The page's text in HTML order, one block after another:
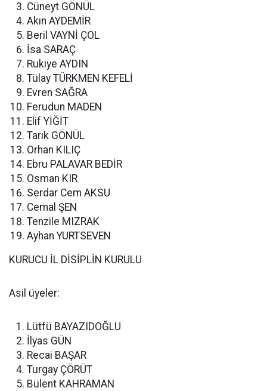
Cüneyt GÖNÜL
Akın AYDEMİR
Beril VAYNİ ÇOL
İsa SARAÇ
Rukiye AYDIN
Tülay TÜRKMEN KEFELİ
Evren SAĞRA
Ferudun MADEN
Elif YİĞİT
Tarık GÖNÜL
Orhan KILIÇ
Ebru PALAVAR BEDİR
Osman KIR
Serdar Cem AKSU
Cemal ŞEN
Tenzile MIZRAK
Ayhan YURTSEVEN
KURUCU İL DİSİPLİN KURULU
Asil üyeler:
Lütfü BAYAZIDOĞLU
İlyas GÜN
Recai BAŞAR
Turgay ÇÖRÜT
Bülent KAHRAMAN